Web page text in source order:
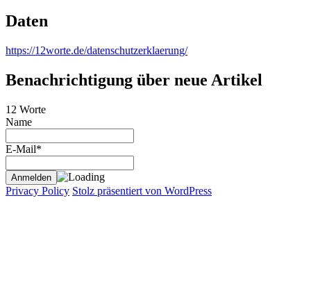
Daten
https://12worte.de/datenschutzerklaerung/
Benachrichtigung über neue Artikel
12 Worte
Name
E-Mail*
Privacy Policy Stolz präsentiert von WordPress